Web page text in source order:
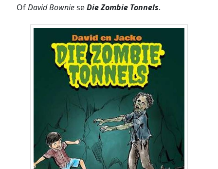
OfDavid BownieseDie Zombie Tonnels.